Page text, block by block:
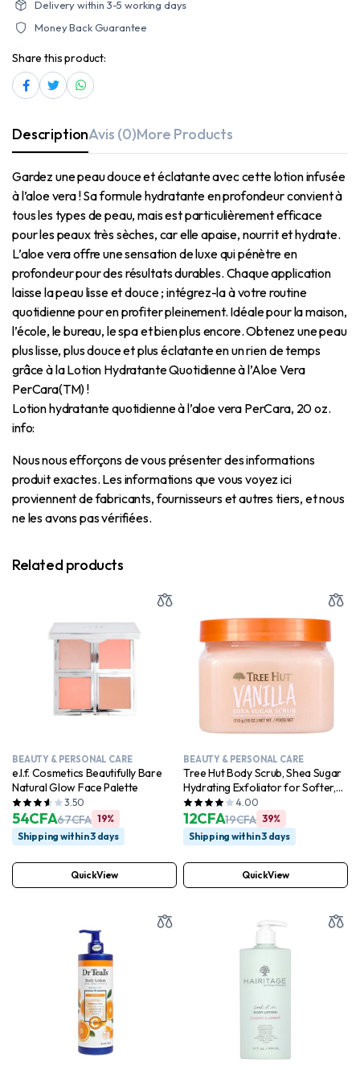
Delivery within 3-5 working days
Money Back Guarantee
Share this product:
DescriptionAvis (0)More Products
Gardez une peau douce et éclatante avec cette lotion infusée
à l’aloe vera ! Sa formule hydratante en profondeur convient à
tous les types de peau, mais est particulièrement efficace
pour les peaux très sèches, car elle apaise, nourrit et hydrate.
L’aloe vera offre une sensation de luxe qui pénètre en
profondeur pour des résultats durables. Chaque application
laisse la peau lisse et douce ; intégrez-la à votre routine
quotidienne pour en profiter pleinement. Idéale pour la maison,
l’école, le bureau, le spa et bien plus encore. Obtenez une peau
plus lisse, plus douce et plus éclatante en un rien de temps
grâce à la Lotion Hydratante Quotidienne à l’Aloe Vera
PerCara(TM) !
Lotion hydratante quotidienne à l’aloe vera PerCara, 20 oz.
info:
Nous nous efforçons de vous présenter des informations
produit exactes. Les informations que vous voyez ici
proviennent de fabricants, fournisseurs et autres tiers, et nous
ne les avons pas vérifiées.
Related products
BEAUTY & PERSONAL CARE
e.l.f. Cosmetics Beautifully Bare
Natural Glow Face Palette
3.50
67CFA
54CFA
19%
Shipping within 3 days
QuickView
BEAUTY & PERSONAL CARE
Tree Hut Body Scrub, Shea Sugar
Hydrating Exfoliator for Softer,
Smoother Skin, Vanilla, 18 oz
4.00
19CFA
12CFA
39%
Shipping within 3 days
QuickView